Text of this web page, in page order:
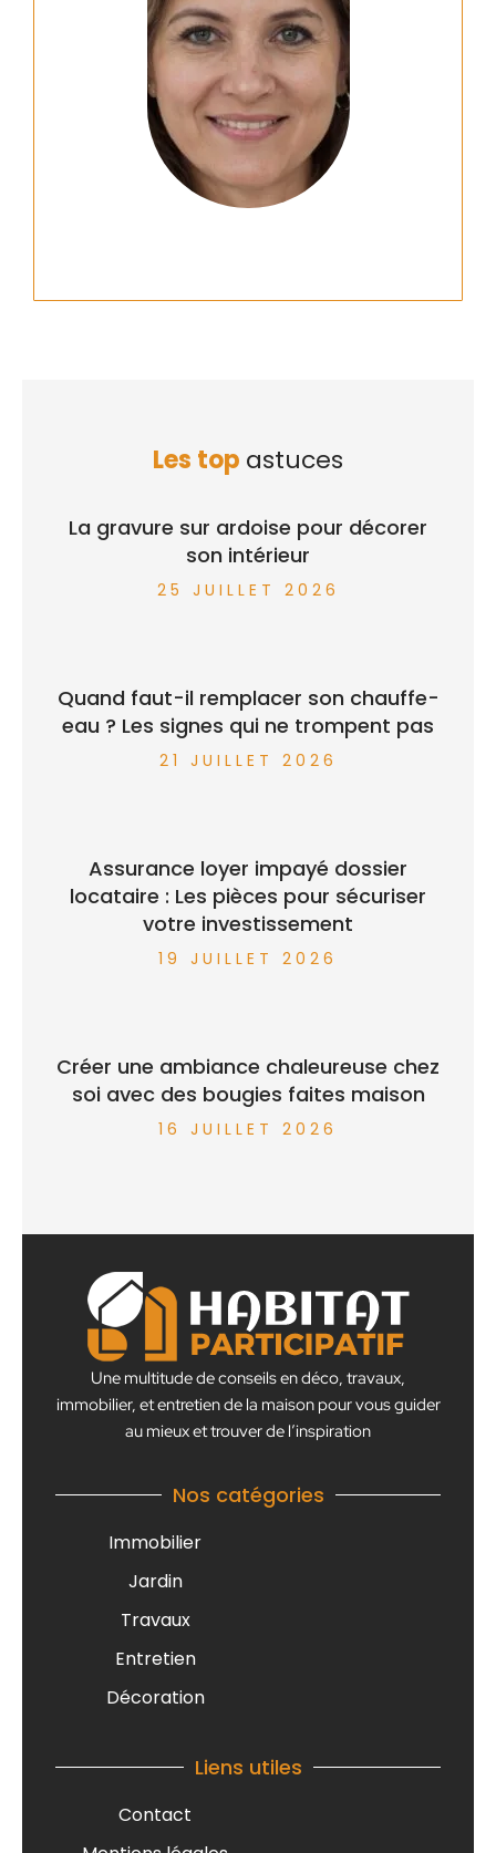
Les top astuces
La gravure sur ardoise pour décorer
son intérieur
25 JUILLET 2026
Quand faut-il remplacer son chauffe-
eau ? Les signes qui ne trompent pas
21 JUILLET 2026
Assurance loyer impayé dossier
locataire : Les pièces pour sécuriser
votre investissement
19 JUILLET 2026
Créer une ambiance chaleureuse chez
soi avec des bougies faites maison
16 JUILLET 2026
Une multitude de conseils en déco, travaux,
immobilier, et entretien de la maison pour vous guider
au mieux et trouver de l’inspiration
Nos catégories
Immobilier
Jardin
Travaux
Entretien
Décoration
Liens utiles
Contact